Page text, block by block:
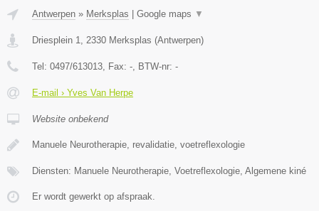
Antwerpen » Merksplas Google maps ▼
Driesplein 1, 2330 Merksplas (Antwerpen)
Tel: 0497/613013, Fax: -, BTW-nr: -
E-mail › Yves Van Herpe
Website onbekend
Manuele Neurotherapie, revalidatie, voetreflexologie
Diensten: Manuele Neurotherapie, Voetreflexologie, Algemene kiné
Er wordt gewerkt op afspraak.